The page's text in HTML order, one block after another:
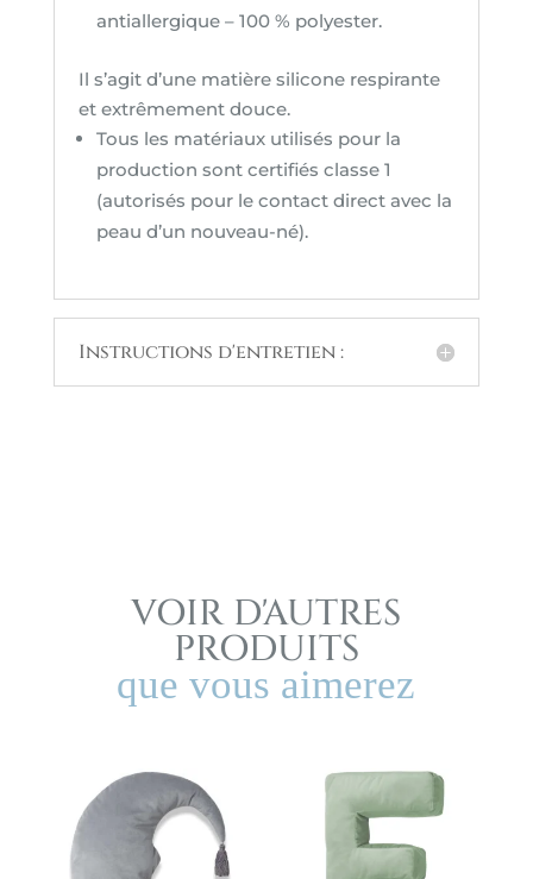
antiallergique – 100 % polyester.
Il s’agit d’une matière silicone respirante
et extrêmement douce.
Tous les matériaux utilisés pour la
production sont certifiés classe 1
(autorisés pour le contact direct avec la
peau d’un nouveau-né).
Instructions d'entretien :
VOIR D'AUTRES
PRODUITS
que vous aimerez